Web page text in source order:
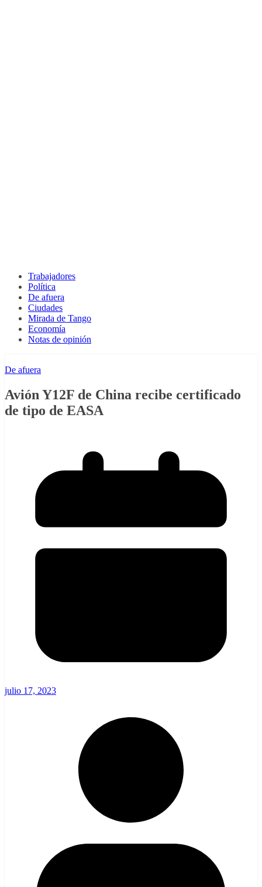
Trabajadores
Política
De afuera
Ciudades
Mirada de Tango
Economía
Notas de opinión
De afuera
Avión Y12F de China recibe certificado
de tipo de EASA
julio 17, 2023